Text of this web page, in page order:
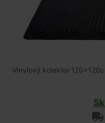
Vinylový kolektor